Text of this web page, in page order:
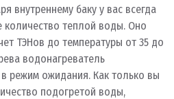
внутреннему баку у вас всегда
количество теплой воды. Оно
ТЭНов до температуры от 35 до
водонагреватель
режим ожидания. Как только вы
подогретой воды,